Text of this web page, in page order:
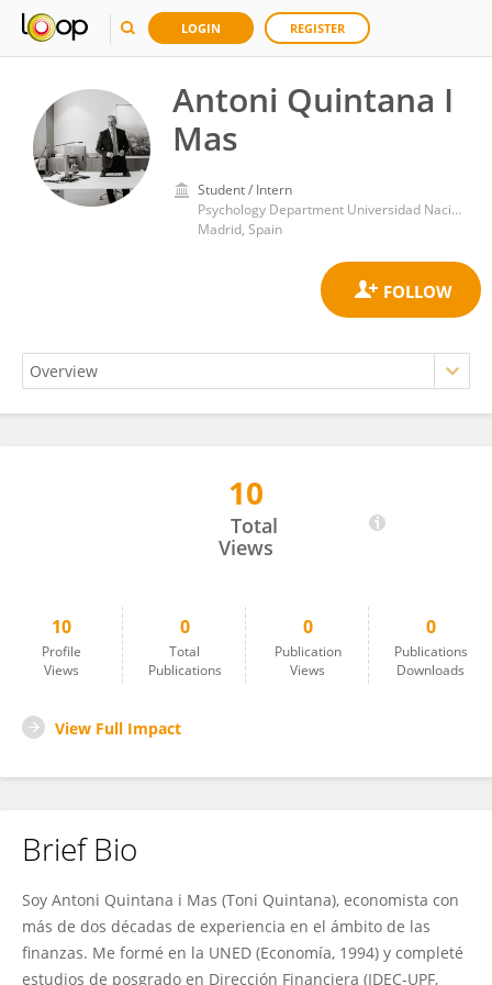
LOGIN REGISTER
Antoni Quintana I
Mas
Student / Intern
Psychology Department Universidad Nacional de Educación a Distancia
Madrid, Spain
10
Total
Views
10
Profile
Views
0
Total
Publications
0
Publication
Views
0
Publications
Downloads
View Full Impact
Brief Bio
Soy Antoni Quintana i Mas (Toni Quintana), economista con
más de dos décadas de experiencia en el ámbito de las
finanzas. Me formé en la UNED (Economía, 1994) y completé
estudios de posgrado en Dirección Financiera (IDEC-UPF,